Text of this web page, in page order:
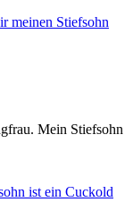
meinen Stiefsohn
ist ein Cuckold